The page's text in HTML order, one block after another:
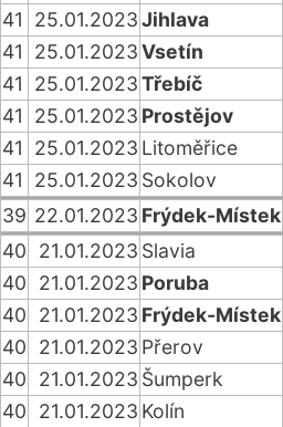
41
25.01.2023Jihlava
41
25.01.2023Vsetín
41
25.01.2023Třebíč
41
25.01.2023 Prostějov
41
25.01.2023 Litoměřice
41
25.01.2023 Sokolov
39 22.01.2023 Frýdek-Místek
40
21.01.2023 Slavia
40
21.01.2023 Poruba
40
21.01.2023 Frýdek-Místek
40
21.01.2023 Přerov
40
21.01.2023 Šumperk
40
21.01.2023 Kolín